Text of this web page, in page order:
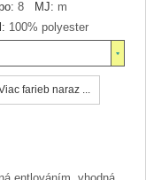
8 MJ: m
100% polyester
farieb naraz ...
entlováním, vhodná